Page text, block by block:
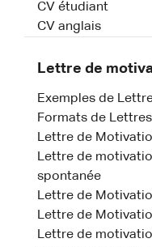
CV étudiant
CV anglais
Lettre de
Exemples de
Formats de
Lettre de
Lettre de
spontanée
Lettre de
Lettre de
Lettre de